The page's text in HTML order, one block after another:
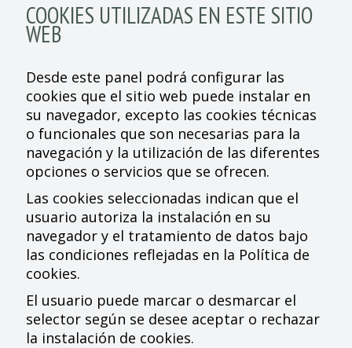
COOKIES UTILIZADAS EN ESTE SITIO
WEB
Desde este panel podrá configurar las
cookies que el sitio web puede instalar en
su navegador, excepto las cookies técnicas
o funcionales que son necesarias para la
navegación y la utilización de las diferentes
opciones o servicios que se ofrecen.
Las cookies seleccionadas indican que el
usuario autoriza la instalación en su
navegador y el tratamiento de datos bajo
las condiciones reflejadas en la Política de
cookies.
El usuario puede marcar o desmarcar el
selector según se desee aceptar o rechazar
la instalación de cookies.